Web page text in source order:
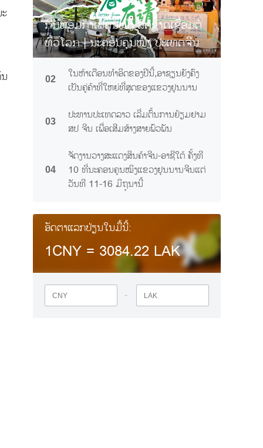
ກິ່ນຫອມກາເຟຄຸນໝິງ ລົດຊາດເຊື່ອມຕໍ່
ທົ່ວໂລກ | ນະຄອນຄຸນໝິງ ປະເທດຈີນ
ການເຊື້ອເຊີນທ່ານຊິມກາເຟຢຸນນານ
02
ໃນຫ້າເດືອນທຳອິດຂອງປີນີ້,ອາຊຽນຍັງຄົງ
ເປັນຄູ່ຄ້າທີ່ໃຫຍ່ທີ່ສຸດຂອງແຂວງຢຸນນານ
03
ປະທານປະເທດລາວ ເລີ່ມຕົ້ນການຢ້ຽມຢາມ
ສປ ຈີນ ເພື່ອເສີມສ້າງສາຍພົວພັນ
04
ຈັດງານວາງສະແດງສິນຄ້າຈີນ-ອາຊີໃຕ້ ຄັ້ງທີ
10 ທີ່ນະຄອນຄຸນໝິງແຂວງຢຸນນານຈີນແຕ່
ວັນທີ 11-16 ມິຖຸນານີ້
ອັດຕາແລກປ່ຽນໃນມື້ນີ້:
1CNY = 3084.22 LAK
-